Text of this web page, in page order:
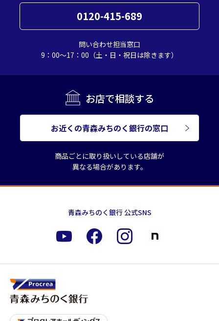
0120-415-689
問い合わせ担当窓口
9：00～17：00（土・日・祝日は除きます）
お店で相談する
お近くの青森みちのく銀行の窓口
商品ごとに取り扱いしている店舗が
異なる場合があります。
青森みちのく銀行 公式SNS